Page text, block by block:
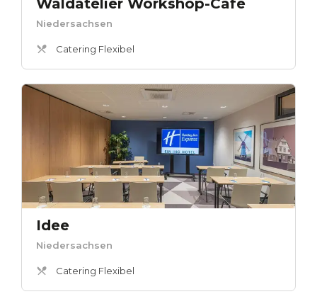
Waldatelier Workshop-Café
Niedersachsen
Catering Flexibel
Idee
Niedersachsen
Catering Flexibel